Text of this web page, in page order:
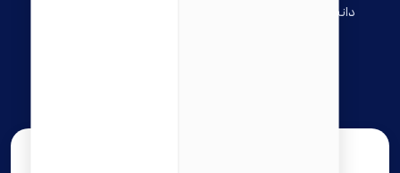
دانشگاه‌های معتبر بین‌المللی با اطمینان و شفافیت طی شود.